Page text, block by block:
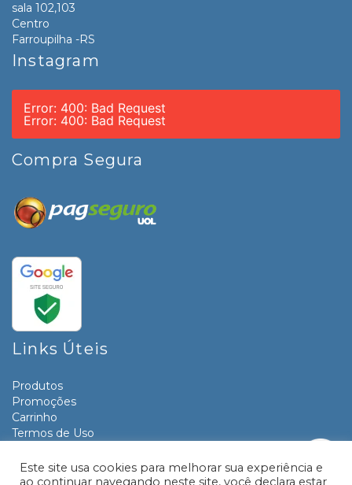
sala 102,103
Centro
Farroupilha -RS
Instagram
Error: 400: Bad Request
Error: 400: Bad Request
Compra Segura
Links Úteis
Produtos
Promoções
Carrinho
Termos de Uso
Contato
Este site usa cookies para melhorar sua experiência e
ao continuar navegando neste site, você declara estar